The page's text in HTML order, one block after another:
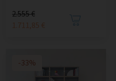
2.555 €
1.711,85 €
-33%